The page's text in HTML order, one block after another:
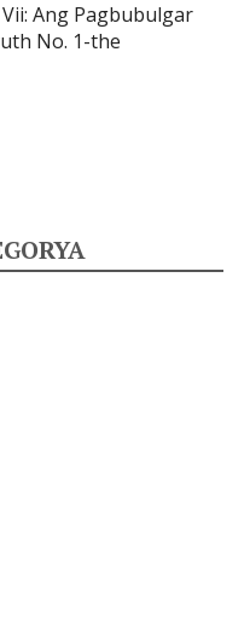
Ang Pagbubulgar
No. 1-the